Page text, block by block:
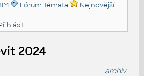
Fórum Témata
Nejnovější
2024
archiv